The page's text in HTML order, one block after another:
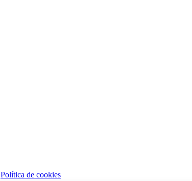
Política de cookies